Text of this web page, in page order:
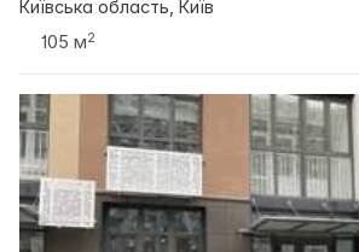
Київська область, Київ
105 м2